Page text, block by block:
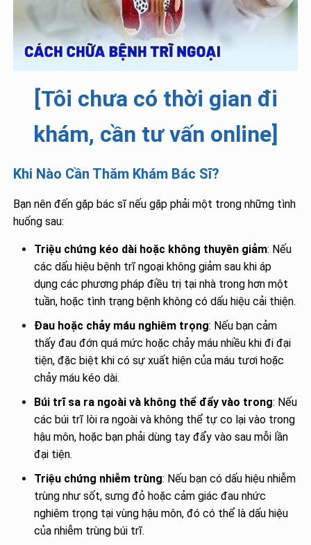
[Tôi chưa có thời gian đi
khám, cần tư vấn online]
Khi Nào Cần Thăm Khám Bác Sĩ?
Bạn nên đến gặp bác sĩ nếu gặp phải một trong những tình
huống sau:
Triệu chứng kéo dài hoặc không thuyên giảm: Nếu
các dấu hiệu bệnh trĩ ngoại không giảm sau khi áp
dụng các phương pháp điều trị tại nhà trong hơn một
tuần, hoặc tình trạng bệnh không có dấu hiệu cải thiện.
Đau hoặc chảy máu nghiêm trọng: Nếu bạn cảm
thấy đau đớn quá mức hoặc chảy máu nhiều khi đi đại
tiện, đặc biệt khi có sự xuất hiện của máu tươi hoặc
chảy máu kéo dài.
Búi trĩ sa ra ngoài và không thể đẩy vào trong: Nếu
các búi trĩ lòi ra ngoài và không thể tự co lại vào trong
hậu môn, hoặc bạn phải dùng tay đẩy vào sau mỗi lần
đại tiện.
Triệu chứng nhiễm trùng: Nếu bạn có dấu hiệu nhiễm
trùng như sốt, sưng đỏ hoặc cảm giác đau nhức
nghiêm trọng tại vùng hậu môn, đó có thể là dấu hiệu
của nhiễm trùng búi trĩ.